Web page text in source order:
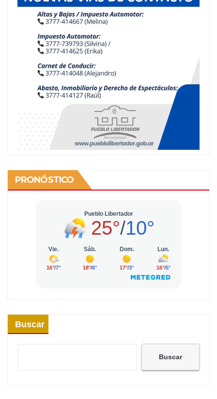
PRONÓSTICO
Buscar
Buscar